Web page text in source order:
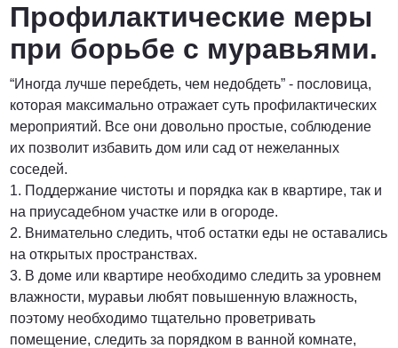
Профилактические меры
при борьбе с муравьями.
“Иногда лучше перебдеть, чем недобдеть” - пословица,
которая максимально отражает суть профилактических
мероприятий. Все они довольно простые, соблюдение
их позволит избавить дом или сад от нежеланных
соседей.
1. Поддержание чистоты и порядка как в квартире, так и
на приусадебном участке или в огороде.
2. Внимательно следить, чтоб остатки еды не оставались
на открытых пространствах.
3. В доме или квартире необходимо следить за уровнем
влажности, муравьи любят повышенную влажность,
поэтому необходимо тщательно проветривать
помещение, следить за порядком в ванной комнате,